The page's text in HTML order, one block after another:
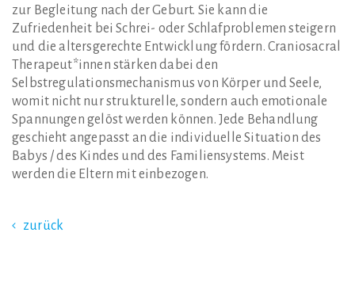
zur Begleitung nach der Geburt. Sie kann die
Zufriedenheit bei Schrei- oder Schlafproblemen steigern
und die altersgerechte Entwicklung fördern. Craniosacral
Therapeut*innen stärken dabei den
Selbstregulationsmechanismus von Körper und Seele,
womit nicht nur strukturelle, sondern auch emotionale
Spannungen gelöst werden können. Jede Behandlung
geschieht angepasst an die individuelle Situation des
Babys / des Kindes und des Familiensystems. Meist
werden die Eltern mit einbezogen.
zurück